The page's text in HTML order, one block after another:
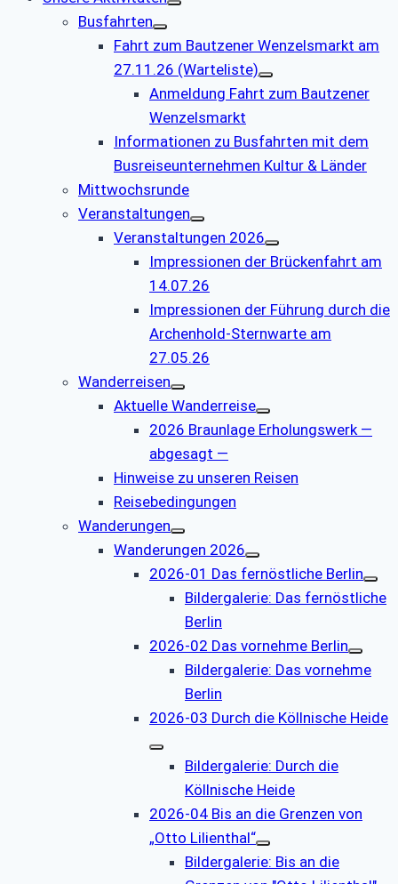
Busfahrten
Fahrt zum Bautzener Wenzelsmarkt am
27.11.26 (Warteliste)
Anmeldung Fahrt zum Bautzener
Wenzelsmarkt
Informationen zu Busfahrten mit dem
Busreiseunternehmen Kultur & Länder
Mittwochsrunde
Veranstaltungen
Veranstaltungen 2026
Impressionen der Brückenfahrt am
14.07.26
Impressionen der Führung durch die
Archenhold-Sternwarte am
27.05.26
Wanderreisen
Aktuelle Wanderreise
2026 Braunlage Erholungswerk —
abgesagt —
Hinweise zu unseren Reisen
Reisebedingungen
Wanderungen
Wanderungen 2026
2026-01 Das fernöstliche Berlin
Bildergalerie: Das fernöstliche
Berlin
2026-02 Das vornehme Berlin
Bildergalerie: Das vornehme
Berlin
2026-03 Durch die Köllnische Heide
Bildergalerie: Durch die
Köllnische Heide
2026-04 Bis an die Grenzen von
„Otto Lilienthal“
Bildergalerie: Bis an die